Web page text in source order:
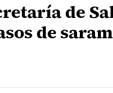
de
de